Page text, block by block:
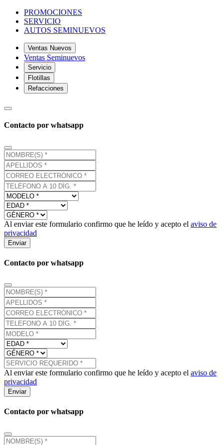
PROMOCIONES
SERVICIO
AUTOS SEMINUEVOS
Ventas Nuevos
Ventas Seminuevos
Servicio
Flotillas
Refacciones
Contacto por whatsapp
Al enviar este formulario confirmo que he leído y acepto el aviso de
privacidad
Enviar
Contacto por whatsapp
Al enviar este formulario confirmo que he leído y acepto el aviso de
privacidad
Enviar
Contacto por whatsapp